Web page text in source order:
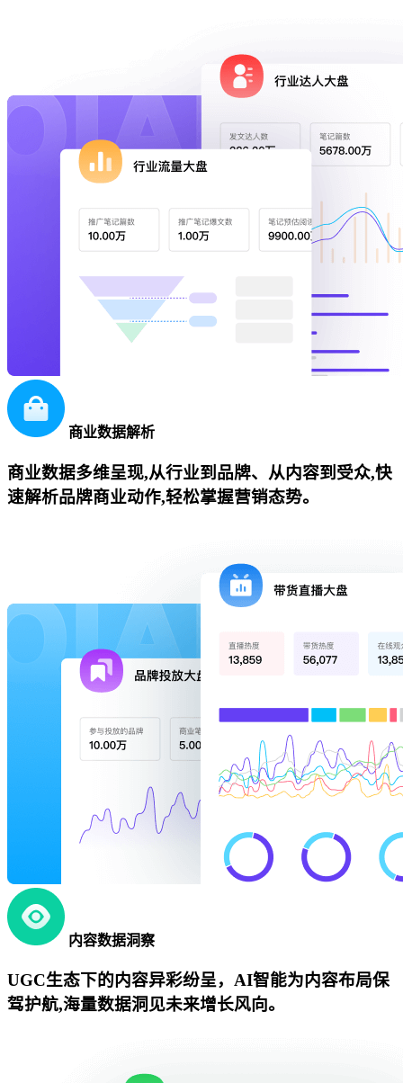
商业数据解析
商业数据多维呈现,从行业到品牌、从内容到受众,快
速解析品牌商业动作,轻松掌握营销态势。
内容数据洞察
UGC生态下的内容异彩纷呈，AI智能为内容布局保
驾护航,海量数据洞见未来增长风向。